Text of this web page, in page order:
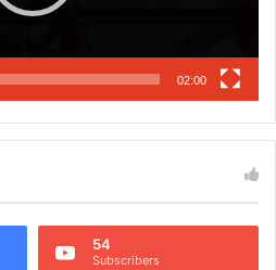
02:00
54
Subscribers